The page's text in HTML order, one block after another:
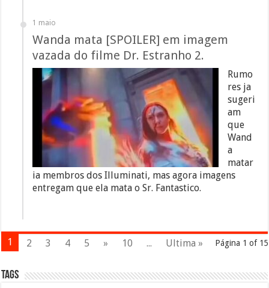
1 maio
Wanda mata [SPOILER] em imagem
vazada do filme Dr. Estranho 2.
Rumo
res ja
sugeri
am
que
Wand
a
matar
ia membros dos Illuminati, mas agora imagens
entregam que ela mata o Sr. Fantastico.
Página 1 of 15
1 2 3 4 5 » 10 ... Ultima »
Tags